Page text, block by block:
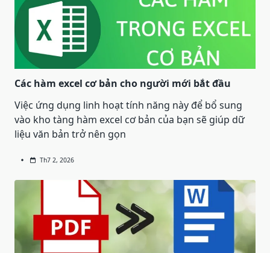
Các hàm excel cơ bản cho người mới bắt đầu
Việc ứng dụng linh hoạt tính năng này để bổ sung
vào kho tàng hàm excel cơ bản của bạn sẽ giúp dữ
liệu văn bản trở nên gọn
Th7 2, 2026